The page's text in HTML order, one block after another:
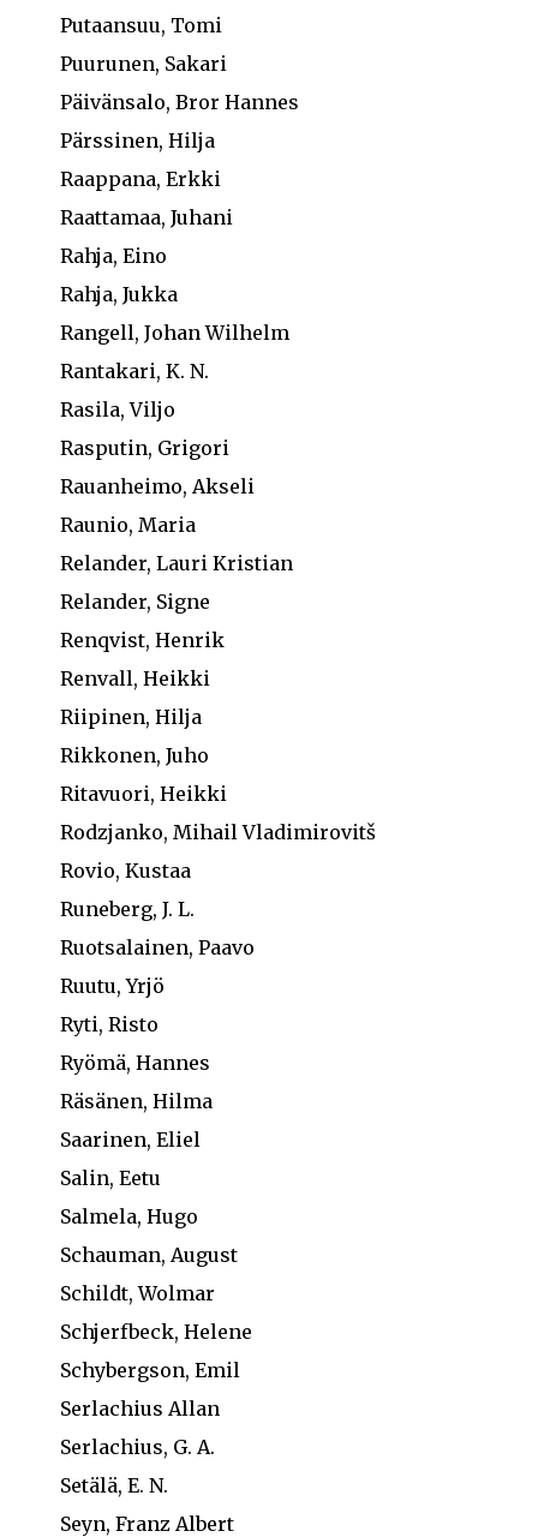
Putaansuu, Tomi
Puurunen, Sakari
Päivänsalo, Bror Hannes
Pärssinen, Hilja
Raappana, Erkki
Raattamaa, Juhani
Rahja, Eino
Rahja, Jukka
Rangell, Johan Wilhelm
Rantakari, K. N.
Rasila, Viljo
Rasputin, Grigori
Rauanheimo, Akseli
Raunio, Maria
Relander, Lauri Kristian
Relander, Signe
Renqvist, Henrik
Renvall, Heikki
Riipinen, Hilja
Rikkonen, Juho
Ritavuori, Heikki
Rodzjanko, Mihail Vladimirovitš
Rovio, Kustaa
Runeberg, J. L.
Ruotsalainen, Paavo
Ruutu, Yrjö
Ryti, Risto
Ryömä, Hannes
Räsänen, Hilma
Saarinen, Eliel
Salin, Eetu
Salmela, Hugo
Schauman, August
Schildt, Wolmar
Schjerfbeck, Helene
Schybergson, Emil
Serlachius Allan
Serlachius, G. A.
Setälä, E. N.
Seyn, Franz Albert